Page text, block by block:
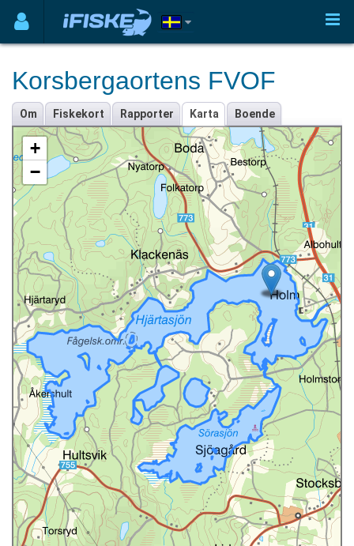
Korsbergaortens FVOF
Om Fiskekort Rapporter Karta Boende
+
−